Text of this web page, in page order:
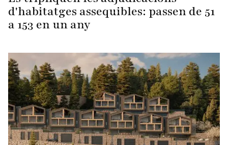
d'habitatges assequibles: passen de 51
a 153 en un any